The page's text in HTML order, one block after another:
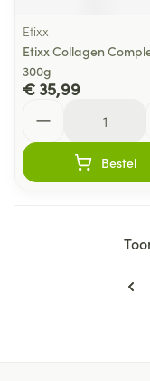
Etixx
Etixx Collagen
300g
€ 35,99
Bestel